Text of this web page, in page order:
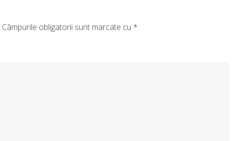
Câmpurile obligatorii sunt marcate cu *